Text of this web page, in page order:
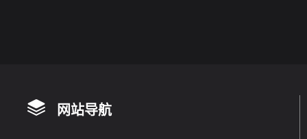
网站导航